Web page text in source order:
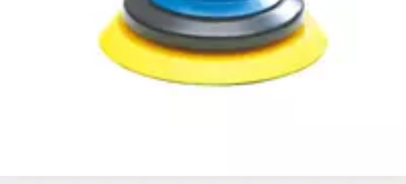
6 pouces (150mm), aspirateur de soi,
Orbite 2.5mm ou 5mm, 12000RPM
avec un tuyau d'échappement de poussière de 1,8 mètre de 1,8
mètre et un sac de collecte de poussière courante